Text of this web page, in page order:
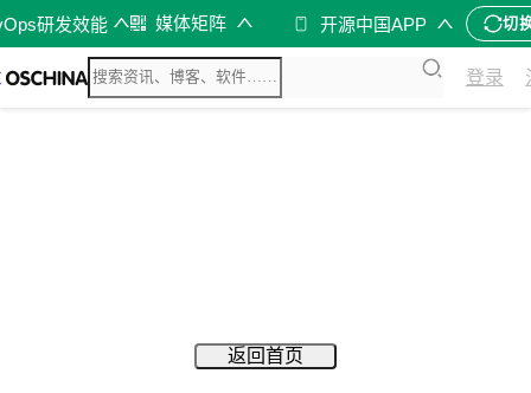
研发效能 媒体矩阵 开源中国APP 切
登录
返回首页